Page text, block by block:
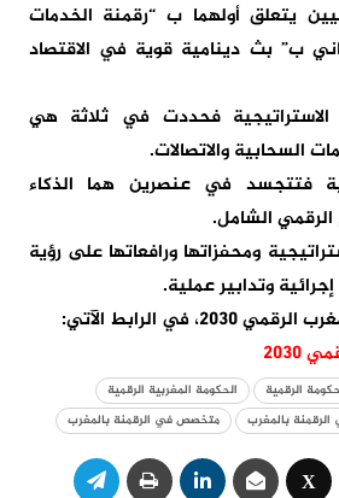
يتعلق أولهما ب “رقمنة الخدمات
ب” بث دينامية قوية في الاقتصاد
فحددت في ثلاثة هي
السحابية والاتصالات.
فتتجسد في عنصرين هما الذكاء
الرقمي الشامل.
ومحفزاتها ورافعاتها على رؤية
وتدابير عملية.
في الرابط الآتي:
2030
الرقمية
الحكومة المغربية الرقمية
بالمغرب متخصص في الرقمنة بالمغرب